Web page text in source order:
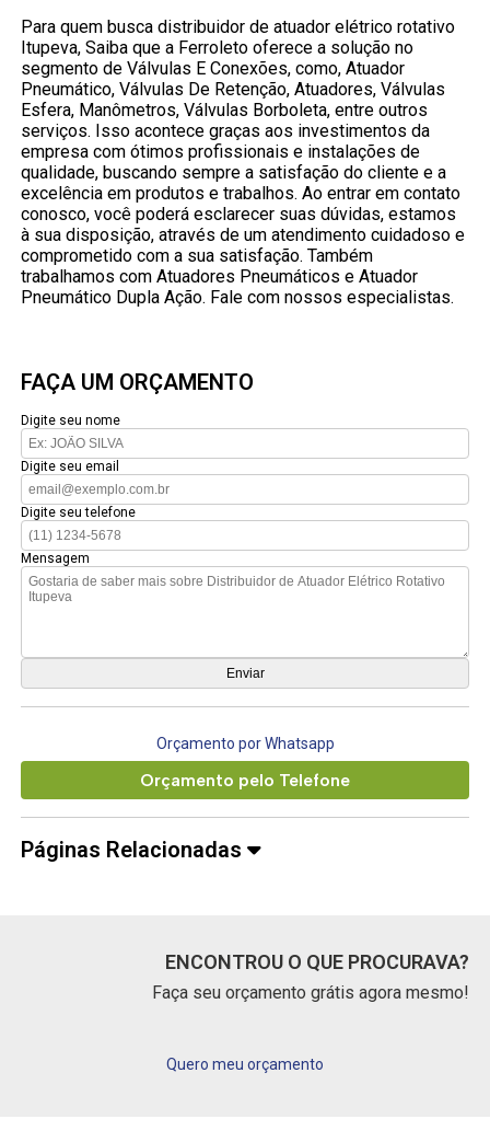
Para quem busca distribuidor de atuador elétrico rotativo
Itupeva, Saiba que a Ferroleto oferece a solução no
segmento de Válvulas E Conexões, como, Atuador
Pneumático, Válvulas De Retenção, Atuadores, Válvulas
Esfera, Manômetros, Válvulas Borboleta, entre outros
serviços. Isso acontece graças aos investimentos da
empresa com ótimos profissionais e instalações de
qualidade, buscando sempre a satisfação do cliente e a
excelência em produtos e trabalhos. Ao entrar em contato
conosco, você poderá esclarecer suas dúvidas, estamos
à sua disposição, através de um atendimento cuidadoso e
comprometido com a sua satisfação. Também
trabalhamos com Atuadores Pneumáticos e Atuador
Pneumático Dupla Ação. Fale com nossos especialistas.
FAÇA UM ORÇAMENTO
Digite seu nome
Digite seu email
Digite seu telefone
Mensagem
Orçamento por Whatsapp
Orçamento pelo Telefone
Páginas Relacionadas
ENCONTROU O QUE PROCURAVA?
Faça seu orçamento grátis agora mesmo!
Quero meu orçamento